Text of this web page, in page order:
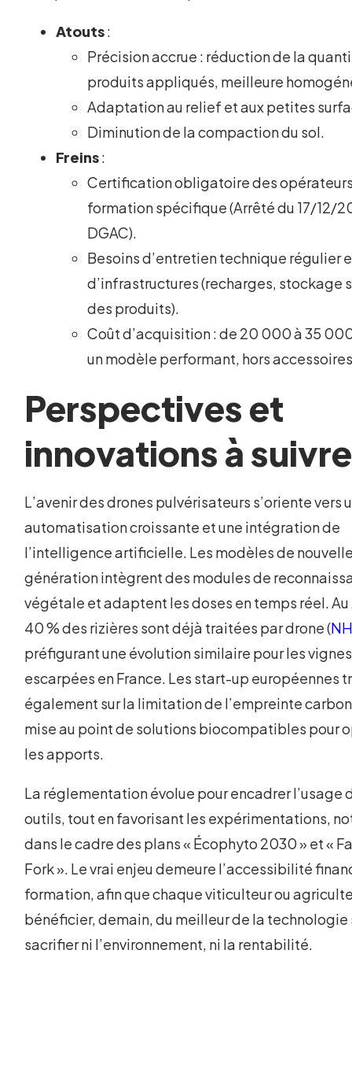
Atouts:
Précision accrue : réduction de la
produits appliqués, meilleure
Adaptation au relief et aux petites
Diminution de la compaction du sol.
Freins:
Certification obligatoire des
formation spécifique (Arrêté du 17/12/
DGAC).
Besoins d’entretien technique régulier
d’infrastructures (recharges, stockage
des produits).
Coût d’acquisition : de 20 000 à 35
un modèle performant, hors
Perspectives et
innovations à suivre
L’avenir des drones pulvérisateurs s’oriente vers
automatisation croissante et une intégration de
l’intelligence artificielle. Les modèles de
génération intègrent des modules de
végétale et adaptent les doses en temps réel. Au
40 % des rizières sont déjà traitées par drone (
préfigurant une évolution similaire pour les vignes
escarpées en France. Les start-up européennes
également sur la limitation de l’empreinte
mise au point de solutions biocompatibles pour
les apports.
La réglementation évolue pour encadrer l’usage
outils, tout en favorisant les expérimentations,
dans le cadre des plans « Écophyto 2030 » et «
Fork ». Le vrai enjeu demeure l’accessibilité
formation, afin que chaque viticulteur ou
bénéficier, demain, du meilleur de la technologie
sacrifier ni l’environnement, ni la rentabilité.